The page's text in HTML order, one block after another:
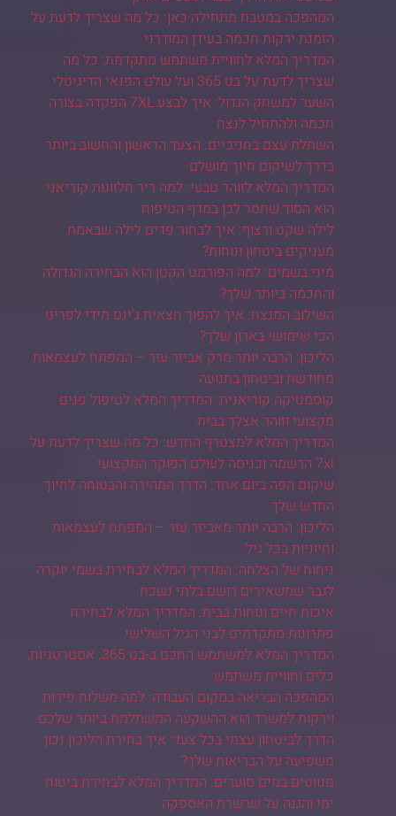
המהפכה במטבח מתחילה כאן: כל מה שצריך לדעת על
הזמנת ירקות חכמה בעידן המודרני
המדריך המלא לחוויית משתמש מתקדמת: כל מה
שצריך לדעת על בט 365 ועל עולם הפנאי הדיגיטלי
השער למשחק הגדול: איך לבצע 7XL הפקדה בצורה
חכמה ולהתחיל לנצח
השתלת עצם בחניכיים: הצעד הראשון והחשוב ביותר
בדרך לשיקום חיוך מושלם
המדריך המלא לזוהר טבעי: למה ריר חלזונות קוריאני
הוא הסוד שחסר לכן במדף הטיפוח
לילה שקט ורצוף: איך לבחור פדים לילה שבאמת
מעניקים ביטחון ונוחות?
מיני בשמים: למה הפורמט הקטן הוא הבחירה הגדולה
והחכמה ביותר שלך?
השילוב המנצח: איך להפוך חצאית ג'ינס מידי לפריט
הכי שימושי בארון שלך?
הליכון: הרבה יותר מרק אביזר עזר – המפתח לעצמאות
מחודשת וביטחון בתנועה
קוסמטיקה קוריאנית: המדריך המלא לטיפול פנים
מקצועי וזוהר אצלך בבית
המדריך המלא למצטרף החדש: כל מה שצריך לדעת על
7xl הרשמה וכניסה לעולם הפוקר המקצועי
שיקום הפה ביום אחד: הדרך המהירה והבטוחה לחיוך
החדש שלך
הליכון: הרבה יותר מאביזר עזר – המפתח לעצמאות
וחיוניות בכל גיל
ניחוח של הצלחה: המדריך המלא לבחירת בשמי יוקרה
לגבר שמשאירים רושם בלתי נשכח
איכות חיים ונוחות בבית: המדריך המלא לבחירת
פתרונות מתקדמים לבני הגיל השלישי
המדריך המלא למשתמש החכם ב-בט 365: אסטרטגיות,
כלים וחוויית משתמש
המהפכה הבריאה במקום העבודה: למה משלוח פירות
וירקות למשרד הוא ההשקעה המשתלמת ביותר שלכם
הדרך לביטחון עצמי בכל צעד: איך בחירת הליכון נכון
משפיעה על הבריאות שלך?
מנווטים במים סוערים: המדריך המלא לבחירת ביטוח
ימי והגנה על שרשרת האספקה